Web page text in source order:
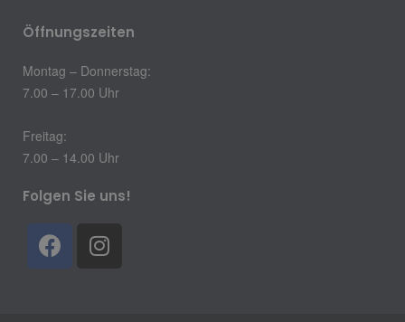
Öffnungszeiten
Montag – Donnerstag:
7.00 – 17.00 Uhr
Freitag:
7.00 – 14.00 Uhr
Folgen Sie uns!